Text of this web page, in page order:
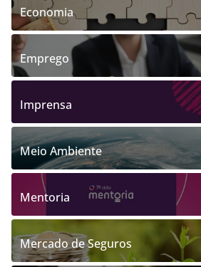
Economia
Emprego
Imprensa
Meio Ambiente
Mentoria
Mercado de Seguros